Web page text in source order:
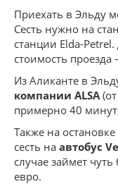
Приехать в Эльду
Сесть нужно на
станции Elda-
стоимость проезда
Из Аликанте в
компании ALSA
примерно 40
Также на
сесть на автобус
случае займет чуть
евро.